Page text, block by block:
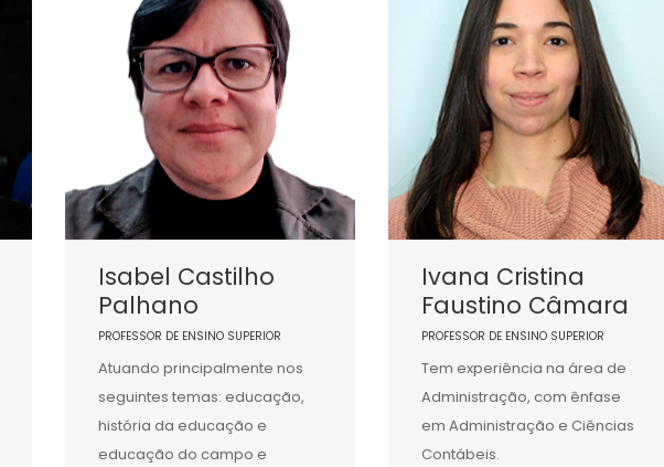
Isabel Castilho
Palhano
PROFESSOR DE ENSINO SUPERIOR
Atuando principalmente nos
seguintes temas: educação,
história da educação e
educação do campo e
Ivana Cristina
Faustino Câmara
PROFESSOR DE ENSINO SUPERIOR
Tem experiência na área de
Administração, com ênfase
em Administração e Ciências
Contábeis.